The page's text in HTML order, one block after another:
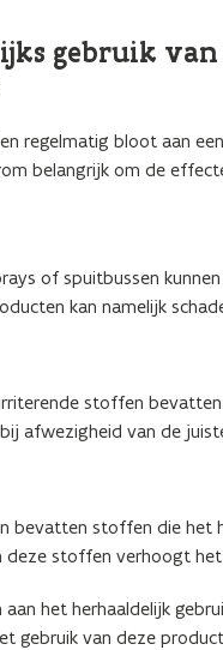
gebruik
regelmatig bloot aan
belangrijk om de
of spuitbussen
kan namelijk
stoffen
afwezigheid van de
bevatten stoffen die het
stoffen verhoogt
aan het herhaaldelijk
gebruik van deze